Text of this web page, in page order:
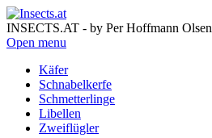
INSECTS.AT - by Per Hoffmann Olsen
Open menu
Käfer
Schnabelkerfe
Schmetterlinge
Libellen
Zweiflügler